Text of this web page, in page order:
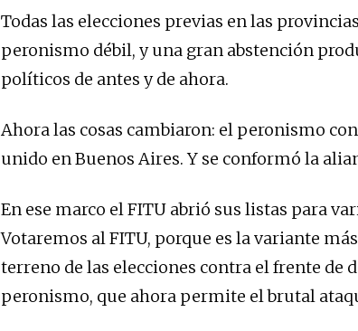
Todas las elecciones previas en las
peronismo débil, y una gran abstención
políticos de antes y de ahora.
Ahora las cosas cambiaron: el peronismo
unido en Buenos Aires. Y se conformó la
En ese marco el FITU abrió sus listas para
Votaremos al FITU, porque es la variante
terreno de las elecciones contra el frente de
peronismo, que ahora permite el brutal